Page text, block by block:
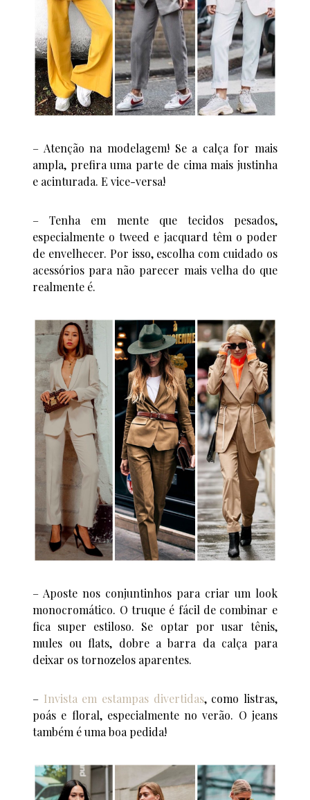
– Atenção na modelagem! Se a calça for mais
ampla, prefira uma parte de cima mais justinha
e acinturada. E vice-versa!
– Tenha em mente que tecidos pesados,
especialmente o tweed e jacquard têm o poder
de envelhecer. Por isso, escolha com cuidado os
acessórios para não parecer mais velha do que
realmente é.
– Aposte nos conjuntinhos para criar um look
monocromático. O truque é fácil de combinar e
fica super estiloso. Se optar por usar tênis,
mules ou flats, dobre a barra da calça para
deixar os tornozelos aparentes.
– Invista em estampas divertidas, como listras,
poás e floral, especialmente no verão. O jeans
também é uma boa pedida!